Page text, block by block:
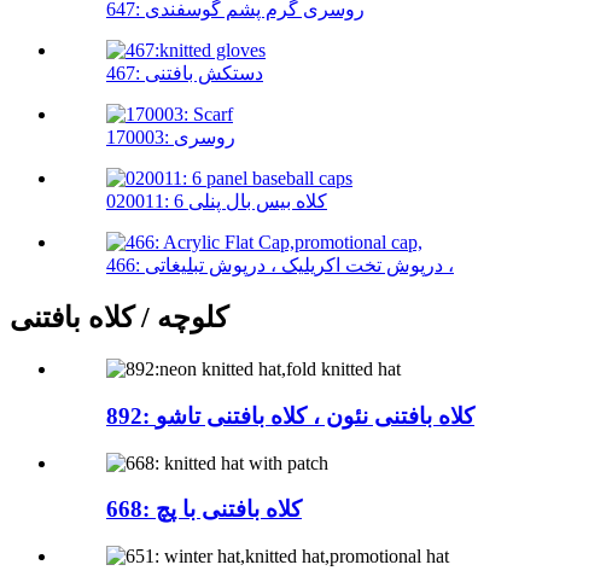
647: روسری گرم پشم گوسفندی
467: دستکش بافتنی
170003: روسری
020011: 6 کلاه بیس بال پنلی
466: درپوش تخت اکریلیک ، درپوش تبلیغاتی ،
کلوچه / کلاه بافتنی
892: کلاه بافتنی نئون ، کلاه بافتنی تاشو
668: کلاه بافتنی با پچ